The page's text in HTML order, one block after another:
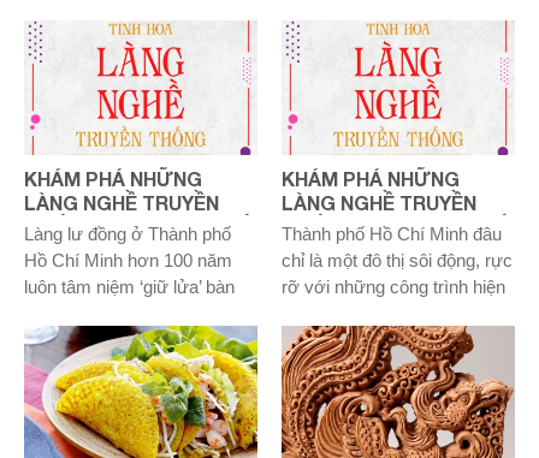
KHÁM PHÁ NHỮNG
LÀNG NGHỀ TRUYỀN
THỐNG TẠI THÀNH PHỐ
HỒ CHÍ MINH (PHẦN 2)
Làng lư đồng ở Thành phố
Hồ Chí Minh hơn 100 năm
luôn tâm niệm ‘giữ lửa’ bàn
KHÁM PHÁ NHỮNG
LÀNG NGHỀ TRUYỀN
THỐNG TẠI THÀNH PHỐ
HỒ CHÍ MINH (PHẦN 1)
Thành phố Hồ Chí Minh đâu
chỉ là một đô thị sôi động, rực
rỡ với những công trình hiện
nay vẫn còn đó những hoài
niệm đến từ di sản, giá trị
truyền thống vẫn được bảo
vệ và lưu giữ đến tận ngày
nay - Đó chính là những làng